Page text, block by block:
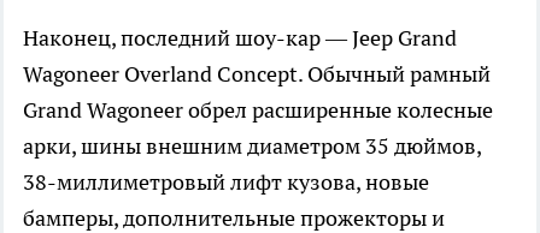
Наконец, последний шоу-кар — Jeep Grand
Wagoneer Overland Concept. Обычный рамный
Grand Wagoneer обрел расширенные колесные
арки, шины внешним диаметром 35 дюймов,
38-миллиметровый лифт кузова, новые
бамперы, дополнительные прожекторы и